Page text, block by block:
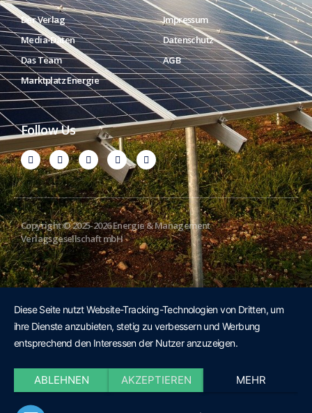
Der Verlag
Media-Daten
Das Team
Marktplatz Energie
Impressum
Datenschutz
AGB
Follow Us
Copyright © 2025-2026 Energie & Management
Verlagsgesellschaft mbH
Diese Seite nutzt Website-Tracking-Technologien von Dritten, um
ihre Dienste anzubieten, stetig zu verbessern und Werbung
entsprechend den Interessen der Nutzer anzuzeigen.
ABLEHNEN AKZEPTIEREN MEHR